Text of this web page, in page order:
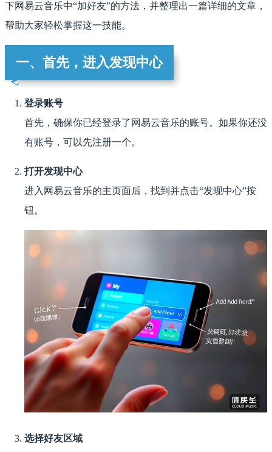
下网易云音乐中“加好友”的方法，并整理出一篇详细的文章，
帮助大家轻松掌握这一技能。
一、首先，进入发现中心
登录账号
首先，确保你已经登录了网易云音乐的账号。如果你还没
有账号，可以先注册一个。
打开发现中心
进入网易云音乐的主页面后，找到并点击“发现中心”按
钮。
选择好友区域